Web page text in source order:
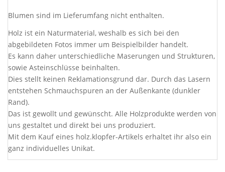
Blumen sind im Lieferumfang nicht enthalten.
Holz ist ein Naturmaterial, weshalb es sich bei den
abgebildeten Fotos immer um Beispielbilder handelt.
Es kann daher unterschiedliche Maserungen und Strukturen,
sowie Asteinschlüsse beinhalten.
Dies stellt keinen Reklamationsgrund dar. Durch das Lasern
entstehen Schmauchspuren an der Außenkante (dunkler
Rand).
Das ist gewollt und gewünscht. Alle Holzprodukte werden von
uns gestaltet und direkt bei uns produziert.
Mit dem Kauf eines holz.klopfer-Artikels erhaltet ihr also ein
ganz individuelles Unikat.